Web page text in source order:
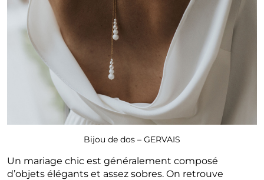
Bijou de dos – GERVAIS
Un mariage chic est généralement composé
d’objets élégants et assez sobres. On retrouve